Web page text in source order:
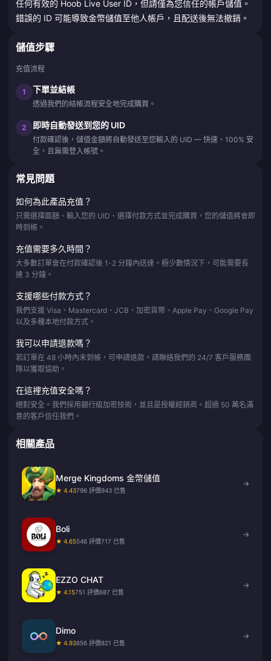
任何有效的 Hoob Live User ID，但請僅為您信任的帳戶儲值。
錯誤的 ID 可能導致金幣儲值至他人帳戶，且配送後無法撤銷。
儲值步驟
充值流程
1 下單並結帳
透過我們的結帳流程安全地完成購買。
2 即時自動發送到您的 UID
付款確認後，儲值金額將自動發送至您輸入的 UID — 快速、100% 安
全，且無需登入帳號。
常見問題
如何為此產品充值？
只需選擇面額、輸入您的 UID、選擇付款方式並完成購買，您的儲值將會即
時到帳。
充值需要多久時間？
大多數訂單會在付款確認後 1-2 分鐘內送達。極少數情況下，可能需要長
達 3 分鐘。
支援哪些付款方式？
我們支援 Visa、Mastercard、JCB、加密貨幣、Apple Pay、Google Pay
以及多種本地付款方式。
我可以申請退款嗎？
若訂單在 48 小時內未到帳，可申請退款。請聯絡我們的 24/7 客戶服務團
隊以獲取協助。
在這裡充值安全嗎？
絕對安全。我們採用銀行級加密技術，並且是授權經銷商。超過 50 萬名滿
意的客戶信任我們。
相關產品
Merge Kingdoms 金幣儲值
★ 4.43796 評價943 已售
→
Boli
★ 4.65546 評價717 已售
→
EZZO CHAT
★ 4.15751 評價687 已售
→
Dimo
★ 4.93856 評價821 已售
→